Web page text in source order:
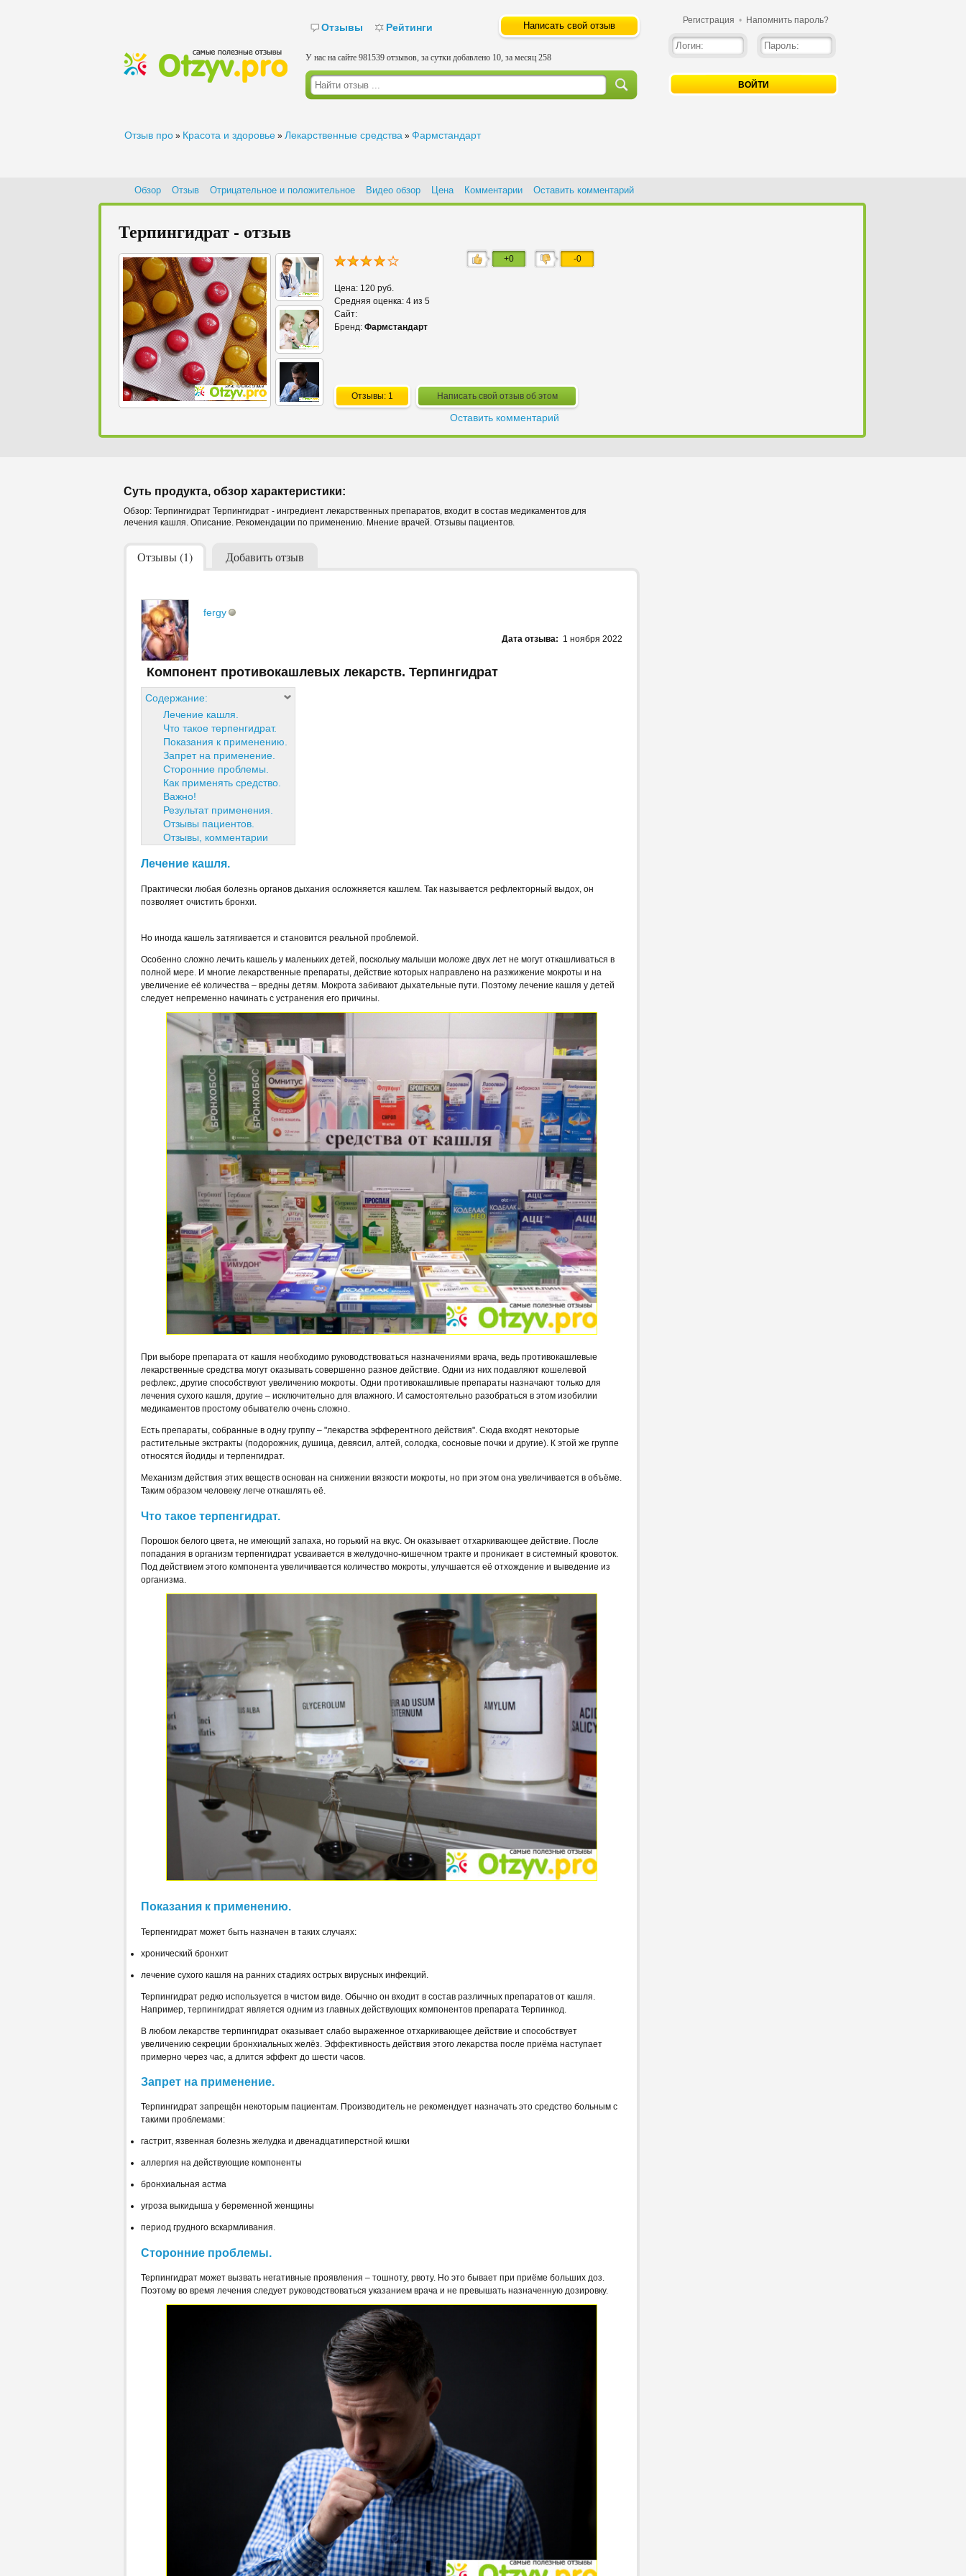
Отзывы Рейтинги Написать свой отзыв
У нас на сайте 981539 отзывов, за сутки добавлено 10, за месяц 258
Регистрация • Напомнить пароль?
ВОЙТИ
Отзыв про » Красота и здоровье » Лекарственные средства » Фармстандарт
Обзор Отзыв Отрицательное и положительное Видео обзор Цена Комментарии Оставить комментарий
Терпингидрат - отзыв
+0 -0
Цена: 120 руб.
Средняя оценка: 4 из 5
Сайт:
Бренд: Фармстандарт
Отзывы: 1 Написать свой отзыв об этом
Оставить комментарий
Суть продукта, обзор характеристики:
Обзор: Терпингидрат Терпингидрат - ингредиент лекарственных препаратов, входит в состав медикаментов для
лечения кашля. Описание. Рекомендации по применению. Мнение врачей. Отзывы пациентов.
Отзывы (1) Добавить отзыв
fergy
Дата отзыва: 1 ноября 2022
Компонент противокашлевых лекарств. Терпингидрат
Содержание:
Лечение кашля.
Что такое терпенгидрат.
Показания к применению.
Запрет на применение.
Сторонние проблемы.
Как применять средство.
Важно!
Результат применения.
Отзывы пациентов.
Отзывы, комментарии
Лечение кашля.
Практически любая болезнь органов дыхания осложняется кашлем. Так называется рефлекторный выдох, он
позволяет очистить бронхи.
Но иногда кашель затягивается и становится реальной проблемой.
Особенно сложно лечить кашель у маленьких детей, поскольку малыши моложе двух лет не могут откашливаться в
полной мере. И многие лекарственные препараты, действие которых направлено на разжижение мокроты и на
увеличение её количества – вредны детям. Мокрота забивают дыхательные пути. Поэтому лечение кашля у детей
следует непременно начинать с устранения его причины.
При выборе препарата от кашля необходимо руководствоваться назначениями врача, ведь противокашлевые
лекарственные средства могут оказывать совершенно разное действие. Одни из них подавляют кошелевой
рефлекс, другие способствуют увеличению мокроты. Одни противокашливые препараты назначают только для
лечения сухого кашля, другие – исключительно для влажного. И самостоятельно разобраться в этом изобилии
медикаментов простому обывателю очень сложно.
Есть препараты, собранные в одну группу – "лекарства эфферентного действия". Сюда входят некоторые
растительные экстракты (подорожник, душица, девясил, алтей, солодка, сосновые почки и другие). К этой же группе
относятся йодиды и терпенгидрат.
Механизм действия этих веществ основан на снижении вязкости мокроты, но при этом она увеличивается в объёме.
Таким образом человеку легче откашлять её.
Что такое терпенгидрат.
Порошок белого цвета, не имеющий запаха, но горький на вкус. Он оказывает отхаркивающее действие. После
попадания в организм терпенгидрат усваивается в желудочно-кишечном тракте и проникает в системный кровоток.
Под действием этого компонента увеличивается количество мокроты, улучшается её отхождение и выведение из
организма.
Показания к применению.
Терпенгидрат может быть назначен в таких случаях:
хронический бронхит
лечение сухого кашля на ранних стадиях острых вирусных инфекций.
Терпингидрат редко используется в чистом виде. Обычно он входит в состав различных препаратов от кашля.
Например, терпингидрат является одним из главных действующих компонентов препарата Терпинкод.
В любом лекарстве терпингидрат оказывает слабо выраженное отхаркивающее действие и способствует
увеличению секреции бронхиальных желёз. Эффективность действия этого лекарства после приёма наступает
примерно через час, а длится эффект до шести часов.
Запрет на применение.
Терпингидрат запрещён некоторым пациентам. Производитель не рекомендует назначать это средство больным с
такими проблемами:
гастрит, язвенная болезнь желудка и двенадцатиперстной кишки
аллергия на действующие компоненты
бронхиальная астма
угроза выкидыша у беременной женщины
период грудного вскармливания.
Сторонние проблемы.
Терпингидрат может вызвать негативные проявления – тошноту, рвоту. Но это бывает при приёме больших доз.
Поэтому во время лечения следует руководствоваться указанием врача и не превышать назначенную дозировку.